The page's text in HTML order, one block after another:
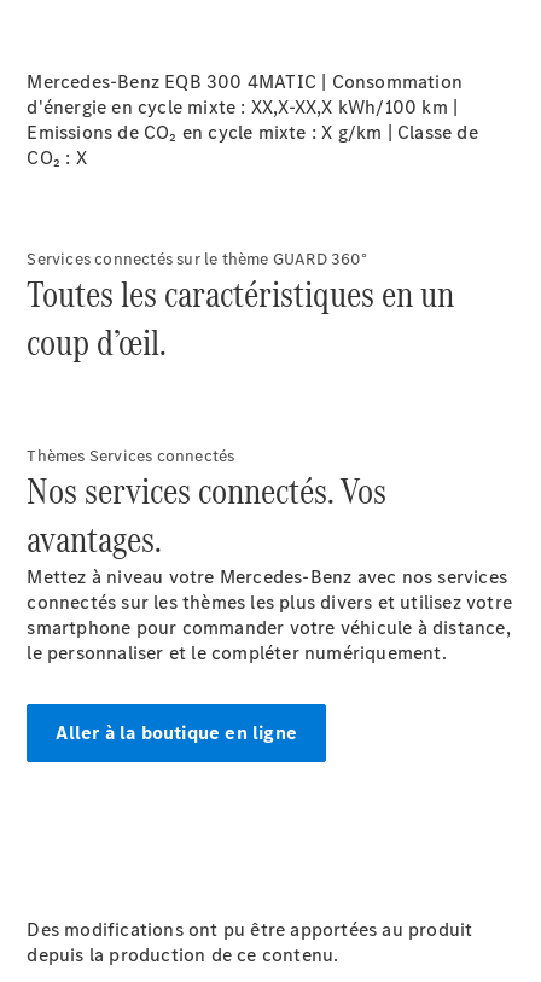
EQE
SUV
Électrique
EQS
SUV
Mercedes-
GLA
Nouveau
GLA Nouveau Électrique
GLB
GLB
GLC
GLC Coupé
GLE
GLE
Nouveau
Coupé
Nouveau
GLS
Maybach
GLS SUV
Classe G
Mercedes-Benz EQB 300 4MATIC | Consommation
d'énergie en cycle mixte : XX,X-XX,X kWh/100 km |
Emissions de CO₂ en cycle mixte : X g/km | Classe de
CO₂ : X
Services connectés sur le thème GUARD 360°
Toutes les caractéristiques en un
coup d’œil.
Thèmes Services connectés
Nos services connectés. Vos
avantages.
Mettez à niveau votre Mercedes-Benz avec nos services
connectés sur les thèmes les plus divers et utilisez votre
smartphone pour commander votre véhicule à distance,
le personnaliser et le compléter numériquement.
Aller à la boutique en ligne
Des modifications ont pu être apportées au produit
depuis la production de ce contenu.